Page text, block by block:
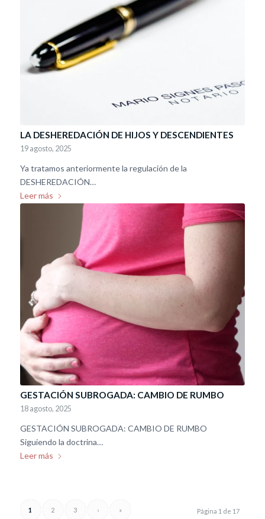
LA DESHEREDACIÓN DE HIJOS Y DESCENDIENTES
19 agosto, 2025
Ya tratamos anteriormente la regulación de la
DESHEREDACIÓN…
Leer más
GESTACIÓN SUBROGADA: CAMBIO DE RUMBO
18 agosto, 2025
GESTACIÓN SUBROGADA: CAMBIO DE RUMBO
Siguiendo la doctrina…
Leer más
Página 1 de 17
1 2 3 › »